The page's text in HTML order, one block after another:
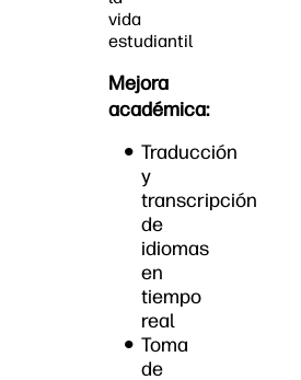
vida
estudiantil
Mejora
académica:
Traducción
y
transcripción
de
idiomas
en
tiempo
real
Toma
de